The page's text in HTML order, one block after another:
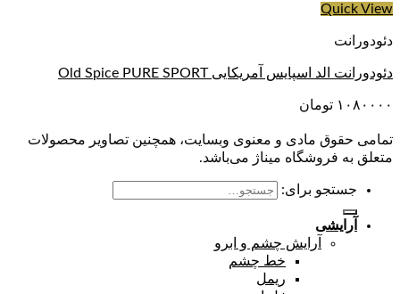
Quick View
دئودورانت
دئودورانت الد اسپایس آمریکایی Old Spice PURE SPORT
۱۰۸۰۰۰۰ تومان
تمامی حقوق مادی و معنوی وبسایت، همچنین تصاویر محصولات
متعلق به فروشگاه میناژ می‌باشد.
جستجو برای:
آرایشی
آرایش چشم و ابرو
خط چشم
ریمل